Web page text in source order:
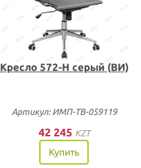
Кресло 572-Н серый (ВИ)
Артикул: ИМП-ТВ-059119
42 245 KZT
Купить